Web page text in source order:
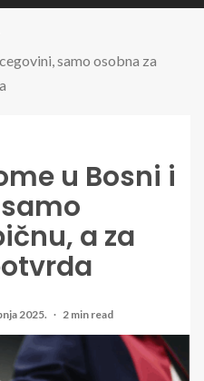
samo osobna za
u Bosni i
a za
2025. 2 min read